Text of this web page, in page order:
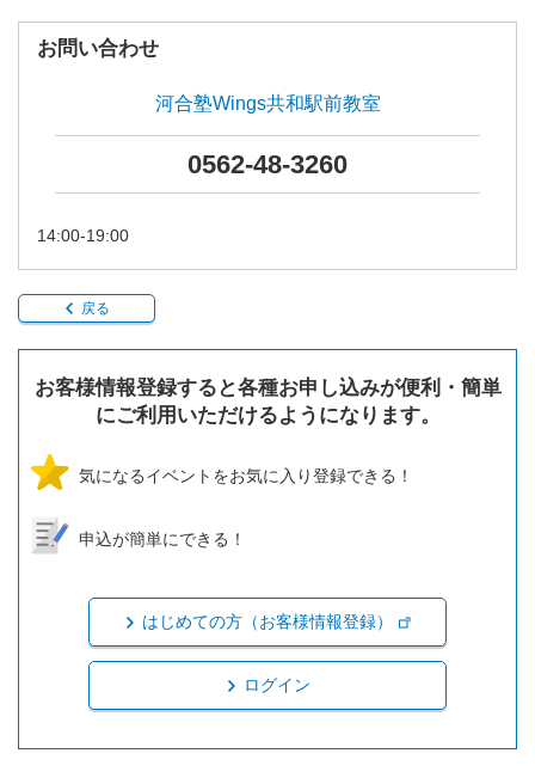
お問い合わせ
河合塾Wings共和駅前教室
0562-48-3260
14:00-19:00
戻る
お客様情報登録すると各種お申し込みが便利・簡単
にご利用いただけるようになります。
気になるイベントをお気に入り登録できる！
申込が簡単にできる！
はじめての方（お客様情報登録）
ログイン